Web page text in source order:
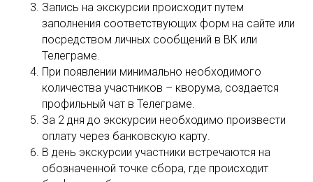
Запись на экскурсии происходит путем
заполнения соответствующих форм на сайте или
посредством личных сообщений в ВК или
Телеграме.
При появлении минимально необходимого
количества участников – кворума, создается
профильный чат в Телеграме.
За 2 дня до экскурсии необходимо произвести
оплату через банковскую карту.
В день экскурсии участники встречаются на
обозначенной точке сбора, где происходит